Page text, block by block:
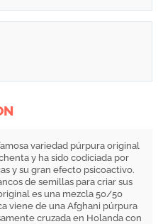
variedad púrpura original
y ha sido codiciada por
y su gran efecto psicoactivo.
de semillas para criar sus
es una mezcla 50/50
viene de una Afghani púrpura
cruzada en Holanda con